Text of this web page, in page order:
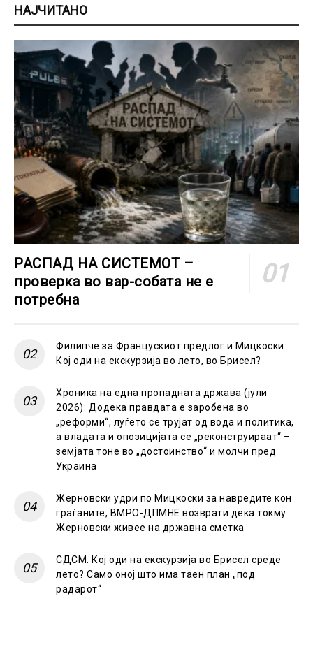
НАЈЧИТАНО
РАСПАД НА СИСТЕМОТ –
проверка во вар-собата не е
потребна
Филипче за Францускиот предлог и Мицкоски:
Кој оди на екскурзија во лето, во Брисел?
Хроника на една пропадната држава (јули
2026): Додека правдата е заробена во
„реформи“, луѓето се трујат од вода и политика,
а владата и опозицијата се „реконструираат“ –
земјата тоне во „достоинство“ и молчи пред
Украина
Жерновски удри по Мицкоски за навредите кон
граѓаните, ВМРО-ДПМНЕ возврати дека токму
Жерновски живее на државна сметка
СДСМ: Кој оди на екскурзија во Брисел среде
лето? Само оној што има таен план „под
радарот“